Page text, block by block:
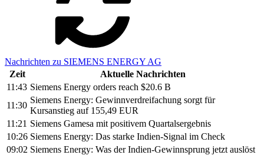
Nachrichten zu SIEMENS ENERGY AG
Zeit
Aktuelle Nachrichten
11:43 Siemens Energy orders reach $20.6 B
11:30
Siemens Energy: Gewinnverdreifachung sorgt für
Kursanstieg auf 155,49 EUR
11:21 Siemens Gamesa mit positivem Quartalsergebnis
10:26 Siemens Energy: Das starke Indien-Signal im Check
09:02 Siemens Energy: Was der Indien-Gewinnsprung jetzt auslöst